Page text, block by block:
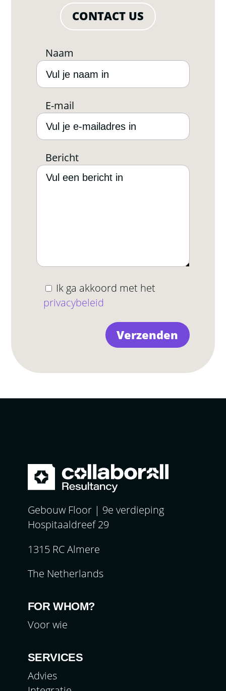
CONTACT US
Naam
E-mail
Bericht
Ik ga akkoord met het
privacybeleid
Gebouw Floor | 9e verdieping
Hospitaaldreef 29
1315 RC Almere
The Netherlands
FOR WHOM?
Voor wie
SERVICES
Advies